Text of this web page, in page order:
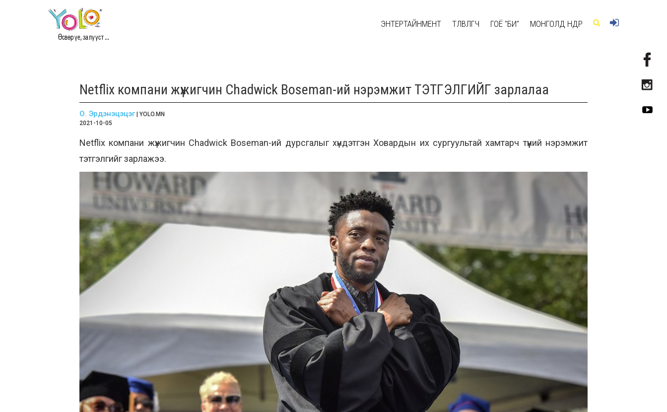
Өсвөр үе, залууст ...
ЭНТЕРТАЙНМЕНТ ТӨЛӨВЛӨГЧ ГОЁ "БИ" МОНГОЛД ӨНӨӨДӨР
Netflix компани жүжигчин Chadwick Boseman-ий нэрэмжит ТЭТГЭЛГИЙГ зарлалаа
О. Эрдэнэцэцэг| YOLO.MN
2021-10-05
Netflix компани жүжигчин Chadwick Boseman-ий дурсгалыг хүндэтгэнХовардын их сургуультай хамтарчтүүний нэрэмжит
тэтгэлгийг зарлажээ.